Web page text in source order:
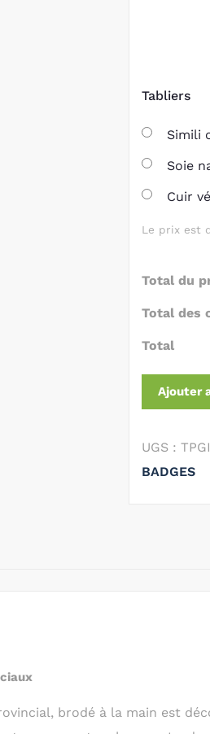
Tabliers
Simili
Soie
Cuir
Le prix est
Total du
Total des
Total
Ajouter
UGS :
BADGES
brodé à la main est